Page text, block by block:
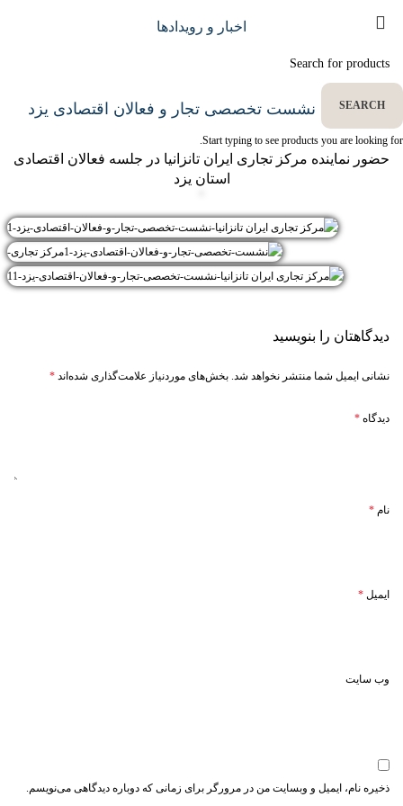
اخبار و رویدادها
برگزاری نشست تخصصی تجار و فعالان اقتصادی یزد
حضور نماینده مرکز تجاری ایران تانزانیا در جلسه فعالان اقتصادی
استان یزد
دیدگاهتان را بنویسید
نشانی ایمیل شما منتشر نخواهد شد. بخش‌های موردنیاز علامت‌گذاری شده‌اند *
دیدگاه *
نام *
ایمیل *
وب‌ سایت
ذخیره نام، ایمیل و وبسایت من در مرورگر برای زمانی که دوباره دیدگاهی می‌نویسم.
SEARCH
Start typing to see products you are looking for.